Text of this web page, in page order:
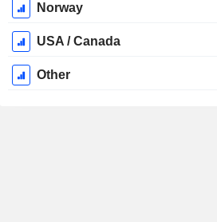
Norway
USA / Canada
Other